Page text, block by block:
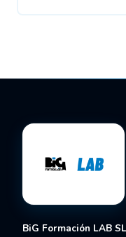
BiG Formación LAB SL